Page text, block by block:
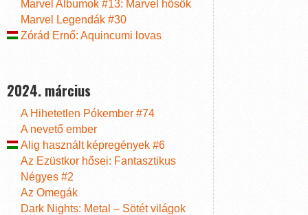
Marvel Albumok #13: Marvel hősök
Marvel Legendák #30
Zórád Ernő: Aquincumi lovas
2024. március
A Hihetetlen Pókember #74
A nevető ember
Alig használt képregények #6
Az Ezüstkor hősei: Fantasztikus
Négyes #2
Az Omegák
Dark Nights: Metal – Sötét világok